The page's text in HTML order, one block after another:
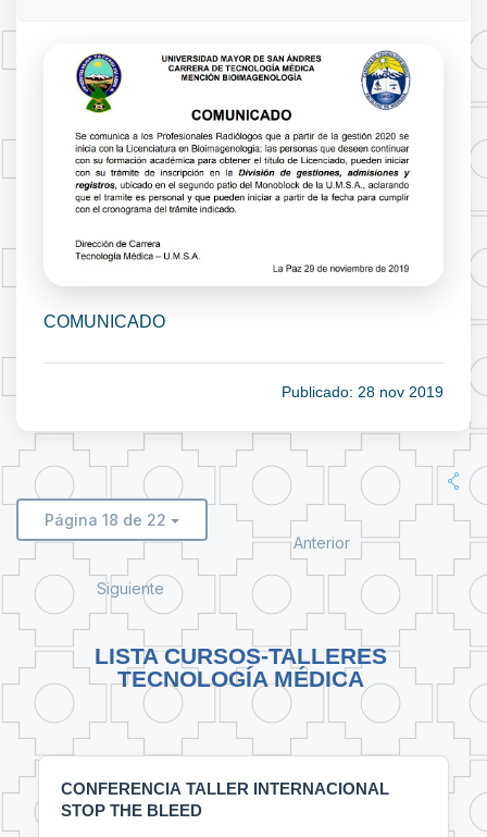
COMUNICADO
Publicado: 28 nov 2019
Página 18 de 22
Anterior
Siguiente
LISTA CURSOS-TALLERES
TECNOLOGÍA MÉDICA
CONFERENCIA TALLER INTERNACIONAL
STOP THE BLEED